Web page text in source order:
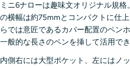
ミニ6ナローは趣味文オリジナル規
の横幅は約75mmとコンパクトに仕
らでは意匠であるカバー配置のペン
一般的な長さのペンを挿して活用でき
内側右には大型ポケット、左にはノ